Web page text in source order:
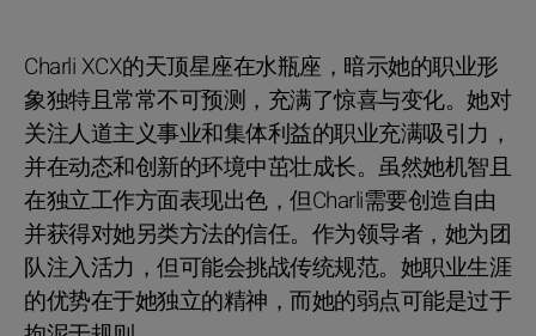
Charli XCX的天顶星座在水瓶座，暗示她的职业形
象独特且常常不可预测，充满了惊喜与变化。她对
关注人道主义事业和集体利益的职业充满吸引力，
并在动态和创新的环境中茁壮成长。虽然她机智且
在独立工作方面表现出色，但Charli需要创造自由
并获得对她另类方法的信任。作为领导者，她为团
队注入活力，但可能会挑战传统规范。她职业生涯
的优势在于她独立的精神，而她的弱点可能是过于